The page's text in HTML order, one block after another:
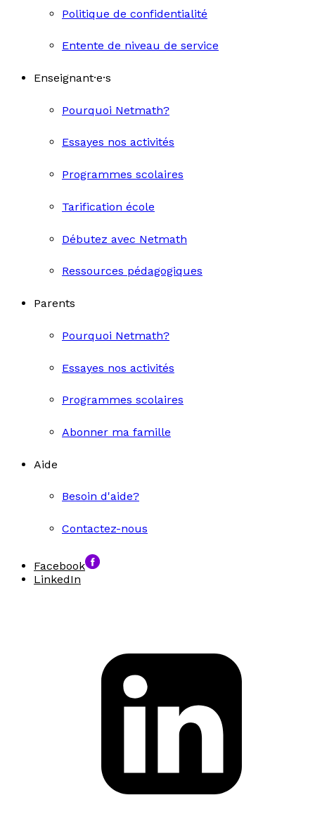
Politique de confidentialité
Entente de niveau de service
Enseignant·e·s
Pourquoi Netmath?
Essayes nos activités
Programmes scolaires
Tarification école
Débutez avec Netmath
Ressources pédagogiques
Parents
Pourquoi Netmath?
Essayes nos activités
Programmes scolaires
Abonner ma famille
Aide
Besoin d'aide?
Contactez-nous
Facebook
LinkedIn